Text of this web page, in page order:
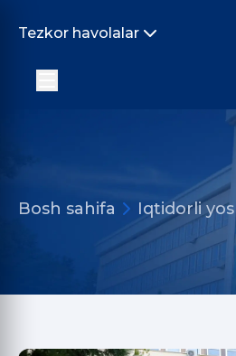
Tezkor havolalar
Bosh sahifa Iqtidorli